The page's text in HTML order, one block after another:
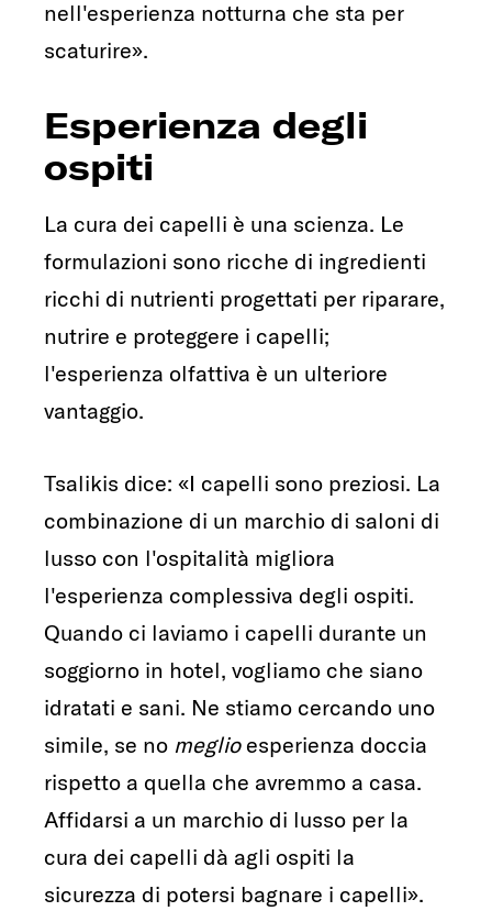
nell'esperienza notturna che sta per
scaturire».
Esperienza degli
ospiti
La cura dei capelli è una scienza. Le
formulazioni sono ricche di ingredienti
ricchi di nutrienti progettati per riparare,
nutrire e proteggere i capelli;
l'esperienza olfattiva è un ulteriore
vantaggio.
Tsalikis dice: «I capelli sono preziosi. La
combinazione di un marchio di saloni di
lusso con l'ospitalità migliora
l'esperienza complessiva degli ospiti.
Quando ci laviamo i capelli durante un
soggiorno in hotel, vogliamo che siano
idratati e sani. Ne stiamo cercando uno
simile, se no meglioesperienza doccia
rispetto a quella che avremmo a casa.
Affidarsi a un marchio di lusso per la
cura dei capelli dà agli ospiti la
sicurezza di potersi bagnare i capelli».